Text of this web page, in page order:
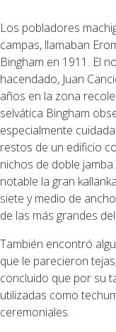
Los pobladores
campas, llamaban
Bingham en 1911. El
hacendado, Juan
años en la zona
selvática Bingham
especialmente
restos de un edificio
nichos de doble
notable la gran
siete y medio de
de las más grandes
También encontró
que le parecieron
concluido que por su
utilizadas como
ceremoniales.